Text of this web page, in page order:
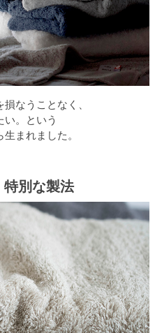
なうことなく、
。という
まれました。
特別な製法